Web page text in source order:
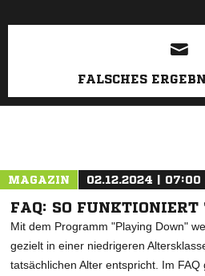
FALSCHES
MAGAZIN 02.12.2024 | 07:00
FAQ: SO
Mit dem Programm "Playing Down"
gezielt in einer niedrigeren
tatsächlichen Alter entspricht. Im